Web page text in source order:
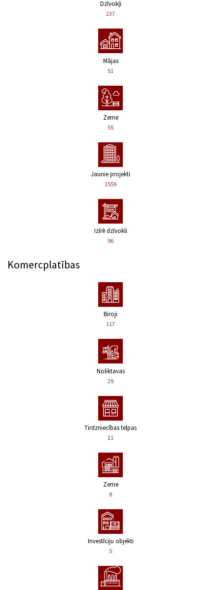
Dzīvokļi
237
Mājas
51
Zeme
55
Jaunie projekti
1559
Izīrē dzīvokli
96
Komercplatības
Biroji
117
Noliktavas
29
Tirdzniecības telpas
21
Zeme
8
Investīciju objekti
5